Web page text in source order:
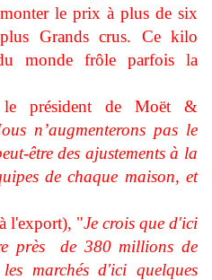
le prix à plus de six
Grands crus. Ce kilo
monde frôle parfois la
le président de Moët &
n’augmenterons pas le
être des ajustements à la
de chaque maison, et
l'export), "Je crois que d'ici
près de 380 millions de
marchés d'ici quelques